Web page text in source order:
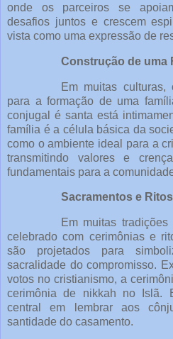
onde os parceiros se
desafios juntos e crescem
vista como uma expressão de
Construção de uma
Em muitas
para a formação de uma
conjugal é santa está
família é a célula básica da
como o ambiente ideal para a
transmitindo valores e
fundamentais para a
Sacramentos e
Em muitas
celebrado com cerimônias e
são projetados para
sacralidade do compromisso.
votos no cristianismo, a
cerimônia de nikkah no Islã.
central em lembrar aos
santidade do casamento.